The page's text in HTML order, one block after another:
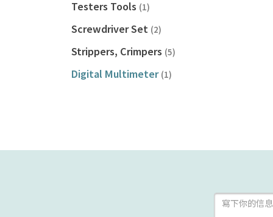
Testers Tools (1)
Screwdriver Set (2)
Strippers, Crimpers (5)
Digital Multimeter (1)